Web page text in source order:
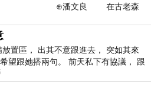
在古老森
放置區， 出其不意跟進去， 突如其來
望跟她搭兩句。 前天私下有協議， 跟
基